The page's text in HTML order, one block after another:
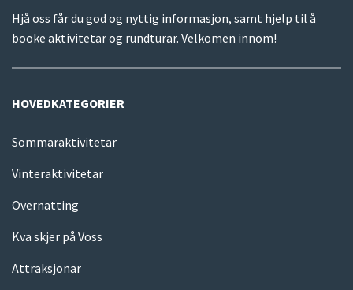
Hjå oss får du god og nyttig informasjon, samt hjelp til å
booke aktivitetar og rundturar. Velkomen innom!
HOVEDKATEGORIER
Sommaraktivitetar
Vinteraktivitetar
Overnatting
Kva skjer på Voss
Attraksjonar